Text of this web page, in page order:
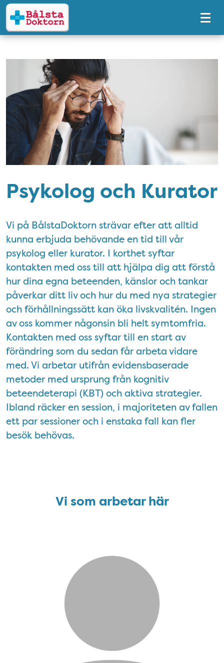
Tillgänglighetsmeny
Psykolog och Kurator
Vi på BålstaDoktorn strävar efter att alltid
kunna erbjuda behövande en tid till vår
psykolog eller kurator. I korthet syftar
kontakten med oss till att hjälpa dig att förstå
hur dina egna beteenden, känslor och tankar
påverkar ditt liv och hur du med nya strategier
och förhållningssätt kan öka livskvalitén. Ingen
av oss kommer någonsin bli helt symtomfria.
Kontakten med oss syftar till en start av
förändring som du sedan får arbeta vidare
med. Vi arbetar utifrån evidensbaserade
metoder med ursprung från kognitiv
beteendeterapi (KBT) och aktiva strategier.
Ibland räcker en session, i majoriteten av fallen
ett par sessioner och i enstaka fall kan fler
besök behövas.
Vi som arbetar här